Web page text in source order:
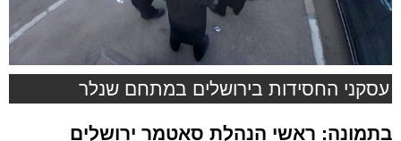
עסקני החסידות בירושלים במתחם שנלר
בתמונה: ראשי הנהלת סאטמר ירושלים